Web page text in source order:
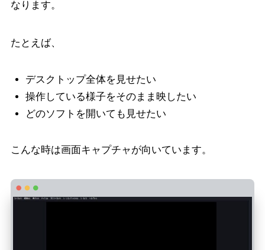
なります。
たとえば、
デスクトップ全体を見せたい
操作している様子をそのまま映したい
どのソフトを開いても見せたい
こんな時は画面キャプチャが向いています。